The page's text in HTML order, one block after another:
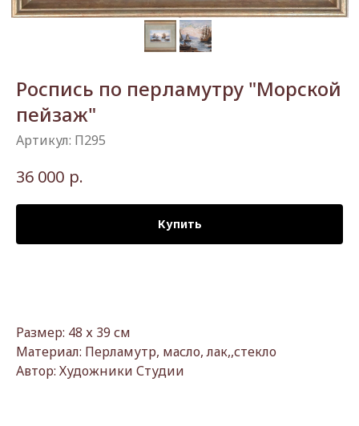
Роспись по перламутру "Морской
пейзаж"
Артикул: П295
36 000 р.
Купить
Размер: 48 х 39 см
Материал: Перламутр, масло, лак,,стекло
Автор: Художники Студии